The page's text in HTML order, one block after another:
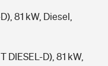
81 kW, Diesel,
DIESEL-D), 81 kW,